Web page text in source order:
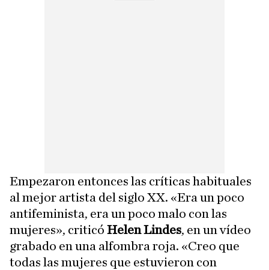
Empezaron entonces las críticas habituales
al mejor artista del siglo XX. «Era un poco
antifeminista, era un poco malo con las
mujeres», criticó Helen Lindes, en un vídeo
grabado en una alfombra roja. «Creo que
todas las mujeres que estuvieron con